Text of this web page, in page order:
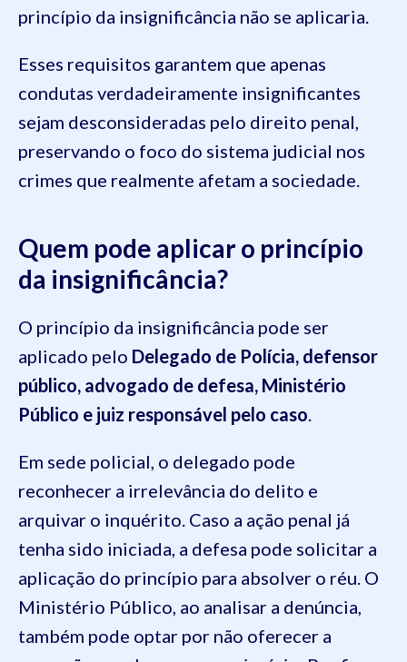
princípio da insignificância não se aplicaria.
Esses requisitos garantem que apenas
condutas verdadeiramente insignificantes
sejam desconsideradas pelo direito penal,
preservando o foco do sistema judicial nos
crimes que realmente afetam a sociedade.
Quem pode aplicar o princípio
da insignificância?
O princípio da insignificância pode ser
aplicado pelo Delegado de Polícia, defensor
público, advogado de defesa, Ministério
Público e juiz responsável pelo caso.
Em sede policial, o delegado pode
reconhecer a irrelevância do delito e
arquivar o inquérito. Caso a ação penal já
tenha sido iniciada, a defesa pode solicitar a
aplicação do princípio para absolver o réu. O
Ministério Público, ao analisar a denúncia,
também pode optar por não oferecer a